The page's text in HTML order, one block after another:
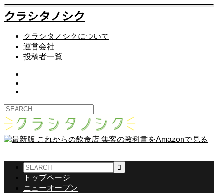
クラシタノシク
クラシタノシクについて
運営会社
投稿者一覧
トップページ
ニューオープン